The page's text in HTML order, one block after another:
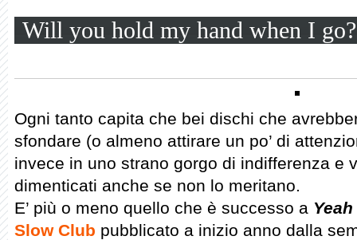
Will you hold my hand when I go?
Ogni tanto capita che bei dischi che
sfondare (o almeno attirare un po’ di
invece in uno strano gorgo di indifferenza e
dimenticati anche se non lo meritano.
E’ più o meno quello che è successo a
Slow Club pubblicato a inizio anno dalla